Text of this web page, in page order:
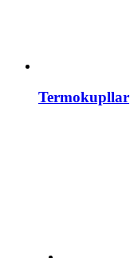
Termokupllar